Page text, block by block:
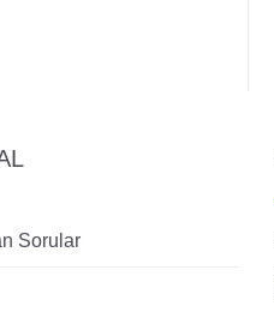
Sorular